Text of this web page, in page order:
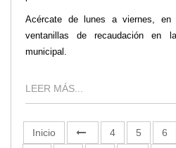
Acércate de lunes a viernes,
ventanillas de recaudación en
municipal.
LEER MÁS...
Inicio 4 5 6